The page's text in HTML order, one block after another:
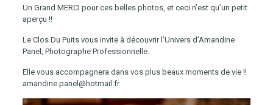
Un Grand MERCI pour ces belles photos, et ceci n’est qu’un petit
aperçu !!
Le Clos Du Puits vous invite à découvrir l’Univers d’Amandine
Panel, Photographe Professionnelle.
Elle vous accompagnera dans vos plus beaux moments de vie !!
amandine.panel@hotmail.fr